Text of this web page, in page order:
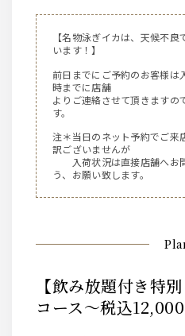
【名物泳ぎイカは、天候不
います！】
前日までにご予約のお客様は
時までに店舗
よりご連絡させて頂きますの
す。
注＊当日のネット予約でご来
訳ございませんが
入荷状況は直接店舗へお
う、お願い致します。
【飲み放題付き特別コース！】～贅沢
コース～税込